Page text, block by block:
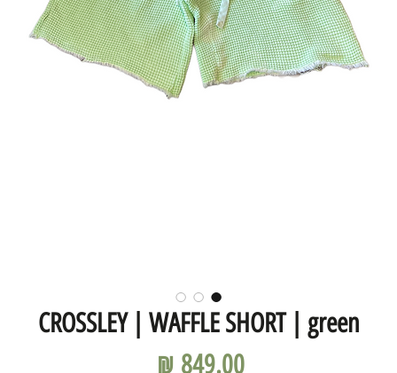
CROSSLEY | WAFFLE SHORT | green